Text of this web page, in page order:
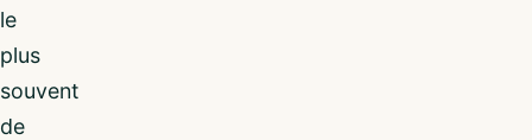
le
plus
souvent
de